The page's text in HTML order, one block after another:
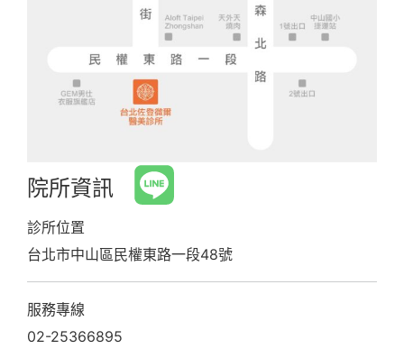
院所資訊
診所位置
台北市中山區民權東路一段48號
服務專線
02-25366895